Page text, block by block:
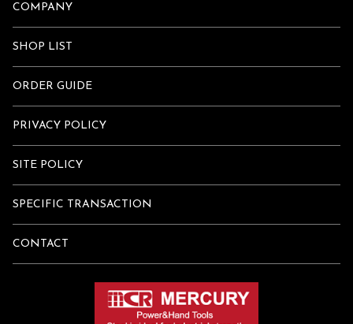
COMPANY
SHOP LIST
ORDER GUIDE
PRIVACY POLICY
SITE POLICY
SPECIFIC TRANSACTION
CONTACT